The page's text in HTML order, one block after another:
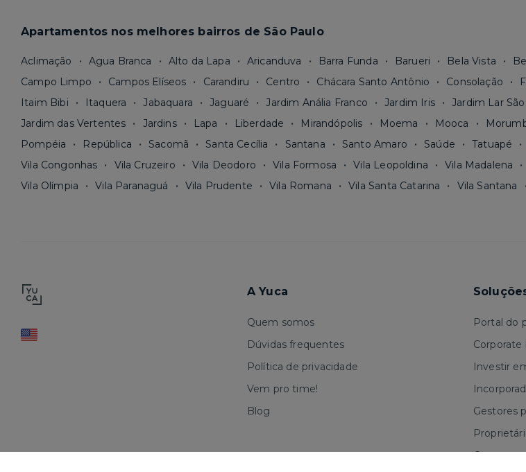
Apartamentos nos melhores bairros de São Paulo
Aclimação Agua Branca Alto da Lapa Aricanduva Barra Funda Barueri Bela Vista
Campo Limpo
Campos Elíseos Carandiru Centro Chácara Santo Antônio Consolação
Itaim Bibi
Itaquera Jabaquara Jaguaré Jardim Anália Franco Jardim Iris Jardim Lar
Jardim das Vertentes
Jardins Lapa Liberdade Mirandópolis Moema Mooca
Pompéia
República Sacomã Santa Cecília Santana Santo Amaro Saúde Tatuapé
Vila Congonhas
Vila Cruzeiro Vila Deodoro Vila Formosa Vila Leopoldina Vila Madalena
Vila Olímpia
Vila Paranaguá Vila Prudente Vila Romana Vila Santa Catarina Vila Santana
A Yuca
Quem somos
Dúvidas frequentes
Política de privacidade
Vem pro time!
Blog
Portal do
Corporate
Investir
Gestores
Corretores